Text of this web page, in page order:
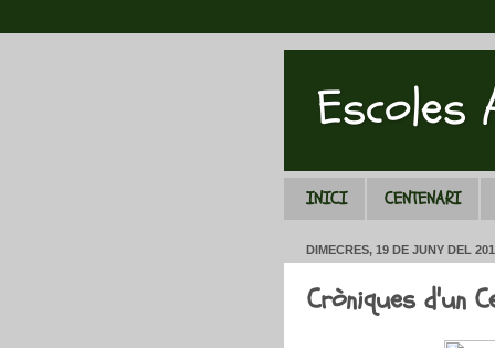
Escoles
INICI CENTENARI
DIMECRES, 19 DE JUNY DEL
Cròniques d'un